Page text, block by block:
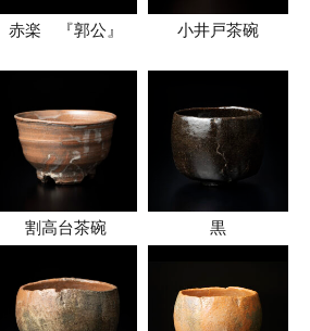
赤楽 『郭公』 小井戸茶碗
割高台茶碗 黒